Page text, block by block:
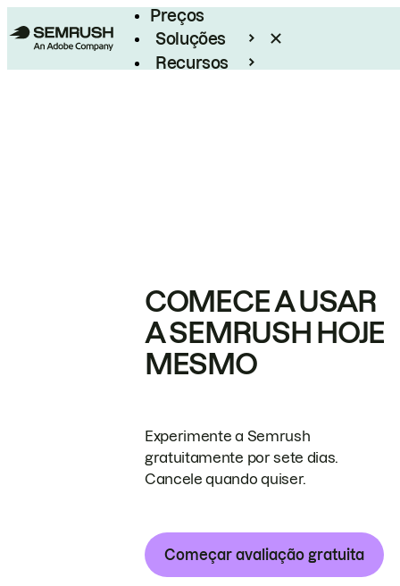
Preços
Soluções
Recursos
COMECE A USAR
A SEMRUSH HOJE
MESMO
Experimente a Semrush
gratuitamente por sete dias.
Cancele quando quiser.
Começar avaliação gratuita